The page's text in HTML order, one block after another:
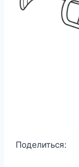
Поделиться: